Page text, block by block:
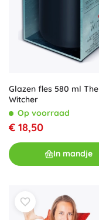
Glazen fles 580 ml The
Witcher
Op voorraad
€ 18,50
In mandje